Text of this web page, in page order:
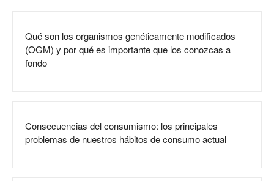
Qué son los organismos genéticamente modificados
(OGM) y por qué es importante que los conozcas a
fondo
Consecuencias del consumismo: los principales
problemas de nuestros hábitos de consumo actual